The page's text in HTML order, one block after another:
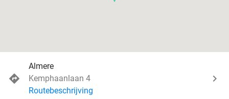
Almere
Kemphaanlaan 4
Routebeschrijving